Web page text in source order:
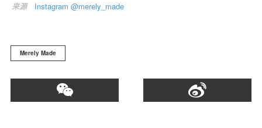
来源 Instagram @merely_made
Merely Made